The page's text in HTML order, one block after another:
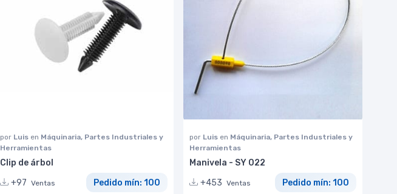
por Luis en Máquinaria, Partes Industriales y
Herramientas
Clip de árbol
+97 Ventas Pedido mín: 100
por Luis en Máquinaria, Partes Industriales y
Herramientas
Manivela - SY 022
+453 Ventas Pedido mín: 100